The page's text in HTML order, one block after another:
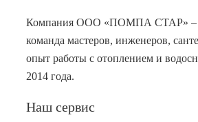
Компания ООО «ПОМПА СТАР» –
команда мастеров, инженеров,
опыт работы с отоплением и
2014 года.
Наш сервис